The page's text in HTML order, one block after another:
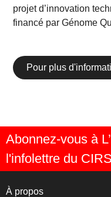
projet d’innovation
financé par Génome
Pour plus
Abonnez-vous à
l'infolettre du
À propos